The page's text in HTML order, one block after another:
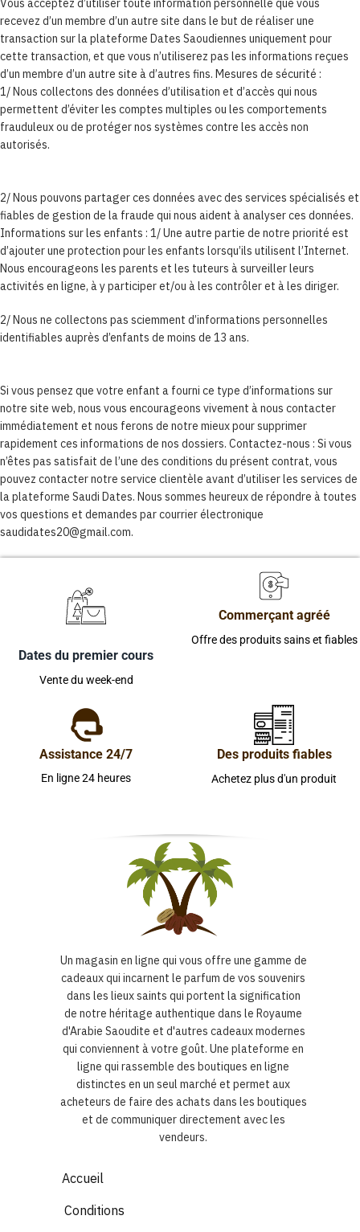
Vous acceptez d’utiliser toute information personnelle que vous
recevez d’un membre d’un autre site dans le but de réaliser une
transaction sur la plateforme Dates Saoudiennes uniquement pour
cette transaction, et que vous n’utiliserez pas les informations reçues
d’un membre d’un autre site à d’autres fins. Mesures de sécurité :
1/ Nous collectons des données d’utilisation et d’accès qui nous
permettent d’éviter les comptes multiples ou les comportements
frauduleux ou de protéger nos systèmes contre les accès non
autorisés.
2/ Nous pouvons partager ces données avec des services spécialisés et
fiables de gestion de la fraude qui nous aident à analyser ces données.
Informations sur les enfants : 1/ Une autre partie de notre priorité est
d’ajouter une protection pour les enfants lorsqu’ils utilisent l’Internet.
Nous encourageons les parents et les tuteurs à surveiller leurs
activités en ligne, à y participer et/ou à les contrôler et à les diriger.
2/ Nous ne collectons pas sciemment d’informations personnelles
identifiables auprès d’enfants de moins de 13 ans.
Si vous pensez que votre enfant a fourni ce type d’informations sur
notre site web, nous vous encourageons vivement à nous contacter
immédiatement et nous ferons de notre mieux pour supprimer
rapidement ces informations de nos dossiers. Contactez-nous : Si vous
n’êtes pas satisfait de l’une des conditions du présent contrat, vous
pouvez contacter notre service clientèle avant d’utiliser les services de
la plateforme Saudi Dates. Nous sommes heureux de répondre à toutes
vos questions et demandes par courrier électronique
saudidates20@gmail.com.
Dates du premier cours
Vente du week-end
Commerçant agréé
Offre des produits sains et fiables
Assistance 24/7
En ligne 24 heures
Des produits fiables
Achetez plus d'un produit
Un magasin en ligne qui vous offre une gamme de
cadeaux qui incarnent le parfum de vos souvenirs
dans les lieux saints qui portent la signification
de notre héritage authentique dans le Royaume
d'Arabie Saoudite et d'autres cadeaux modernes
qui conviennent à votre goût. Une plateforme en
ligne qui rassemble des boutiques en ligne
distinctes en un seul marché et permet aux
acheteurs de faire des achats dans les boutiques
et de communiquer directement avec les
vendeurs.
Accueil
Conditions